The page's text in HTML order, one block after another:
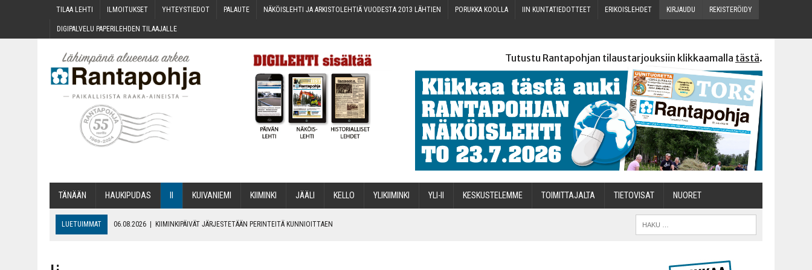
TILAA LEH­TI ILMOI­TUK­SET YHTEYS­TIE­DOT PALAU­TE NÄKÖIS­LEH­TI JA ARKIS­TO­LEH­TIÄ VUO­DES­TA 2013 LÄHTIEN PORUK­KA KOOLLA IIN KUN­TA­TIE­DOT­TEET ERI­KOIS­LEH­DET KIR­JAU­DU REKIS­TE­RÖI­DY
DIGI­PAL­VE­LU PAPE­RI­LEH­DEN TILAAJALLE
Tutustu Rantapohjan tilaustarjouksiin klikkaamalla tästä.
TÄNÄÄN HAU­KI­PU­DAS KUI­VA­NIE­MI KII­MIN­KI JÄÄ­LI KEL­LO YLI­KII­MIN­KI YLI-II KES­KUS­TE­LEM­ME TOI­MIT­TA­JAL­TA TIETOVISAT NUO­RET
LUETUIMMAT 06.08.2026 | KII­MIN­KI­PÄI­VÄT JÄR­JES­TE­TÄÄN PERIN­TEI­TÄ KUNNIOITTAEN